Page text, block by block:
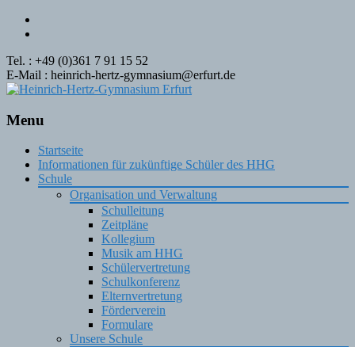
Tel. : +49 (0)361 7 91 15 52
E-Mail : heinrich-hertz-gymnasium@erfurt.de
Menu
Skip
content
Startseite
Informationen für zukünftige Schüler des HHG
Schule
Organisation und Verwaltung
Schulleitung
Zeitpläne
Kollegium
Musik am HHG
Schülervertretung
Schulkonferenz
Elternvertretung
Förderverein
Formulare
Unsere Schule